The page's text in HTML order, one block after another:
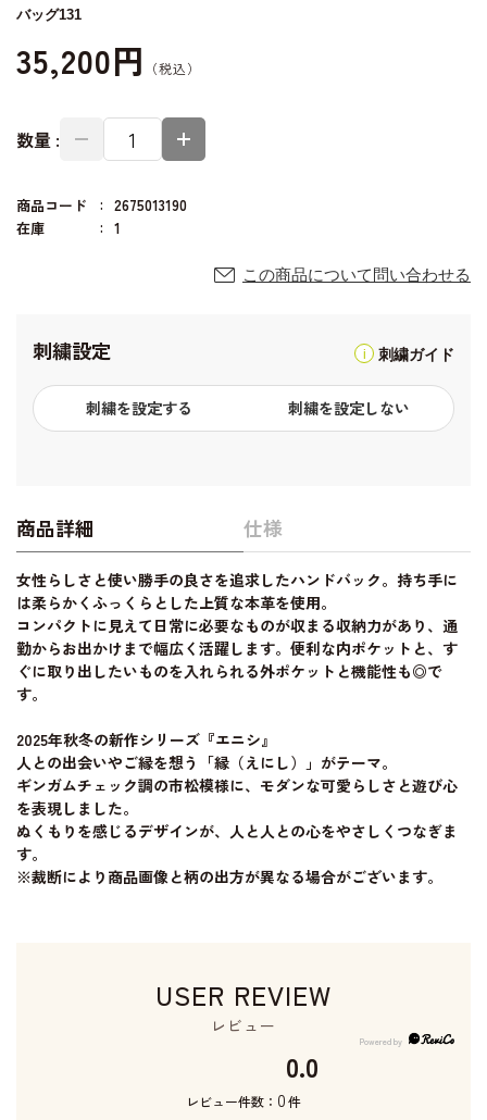
バッグ131
35,200円
数量 :
商品コード
2675013190
在庫
1
この商品について問い合わせる
刺繍設定 刺繍ガイド
刺繍を設定する 刺繍を設定しない
商品詳細 仕様
女性らしさと使い勝手の良さを追求したハンドバック。持ち手に
は柔らかくふっくらとした上質な本革を使用。
コンパクトに見えて日常に必要なものが収まる収納力があり、通
勤からお出かけまで幅広く活躍します。便利な内ポケットと、す
ぐに取り出したいものを入れられる外ポケットと機能性も◎で
す。
2025年秋冬の新作シリーズ『エニシ』
人との出会いやご縁を想う「縁（えにし）」がテーマ。
ギンガムチェック調の市松模様に、モダンな可愛らしさと遊び心
を表現しました。
ぬくもりを感じるデザインが、人と人との心をやさしくつなぎま
す。
※裁断により商品画像と柄の出方が異なる場合がございます。
USER REVIEW
レビュー
0.0
レビュー件数： 0件